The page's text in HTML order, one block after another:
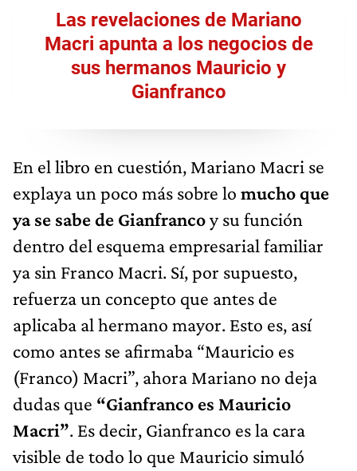
Las revelaciones de Mariano
Macri apunta a los negocios de
sus hermanos Mauricio y
Gianfranco
En el libro en cuestión, Mariano Macri se
explaya un poco más sobre lo mucho que
ya se sabe de Gianfrancoy su función
dentro del esquema empresarial familiar
ya sin Franco Macri. Sí, por supuesto,
refuerza un concepto que antes de
aplicaba al hermano mayor. Esto es, así
como antes se afirmaba “Mauricio es
(Franco) Macri”, ahora Mariano no deja
dudas que “Gianfranco es Mauricio
Macri”. Es decir, Gianfranco es la cara
visible de todo lo que Mauricio simuló